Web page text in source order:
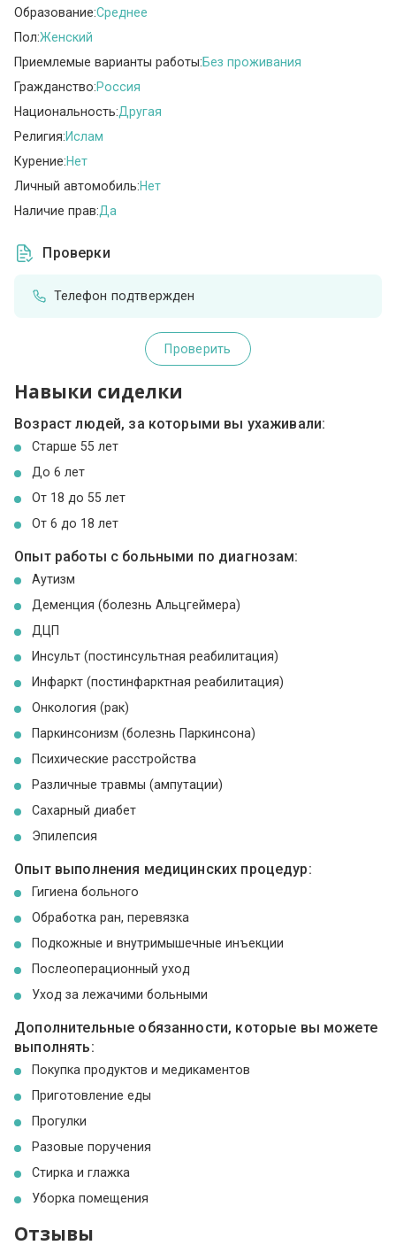
Образование:Среднее
Пол:Женский
Приемлемые варианты работы:Без проживания
Гражданство:Россия
Национальность:Другая
Религия:Ислам
Курение:Нет
Личный автомобиль:Нет
Наличие прав:Да
Проверки
Телефон подтвержден
Проверить
Навыки сиделки
Возраст людей, за которыми вы ухаживали:
Cтарше 55 лет
До 6 лет
От 18 до 55 лет
От 6 до 18 лет
Опыт работы с больными по диагнозам:
Аутизм
Деменция (болезнь Альцгеймера)
ДЦП
Инсульт (постинсультная реабилитация)
Инфаркт (постинфарктная реабилитация)
Онкология (рак)
Паркинсонизм (болезнь Паркинсона)
Психические расстройства
Различные травмы (ампутации)
Сахарный диабет
Эпилепсия
Опыт выполнения медицинских процедур:
Гигиена больного
Обработка ран, перевязка
Подкожные и внутримышечные инъекции
Послеоперационный уход
Уход за лежачими больными
Дополнительные обязанности, которые вы можете
выполнять:
Покупка продуктов и медикаментов
Приготовление еды
Прогулки
Разовые поручения
Стирка и глажка
Уборка помещения
Отзывы